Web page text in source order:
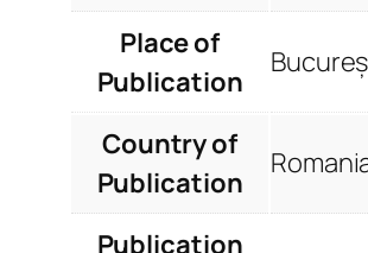
Place of
Publication
Country of
Publication
Publication